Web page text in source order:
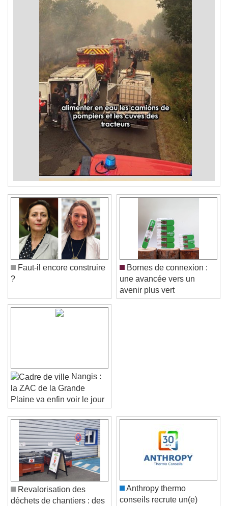
Video Player is loading.
Play Video
Play
Skip Backward
Skip Forward
Unmute
Faut-il encore construire
?
Bornes de connexion :
une avancée vers un
avenir plus vert
Nangis :
la ZAC de la Grande
Plaine va enfin voir le jour
Revalorisation des
déchets de chantiers : des
Anthropy thermo
conseils recrute un(e)